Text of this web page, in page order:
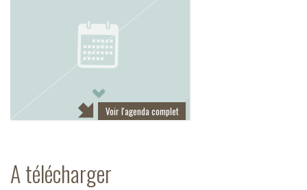
Voir l'agenda complet
A télécharger